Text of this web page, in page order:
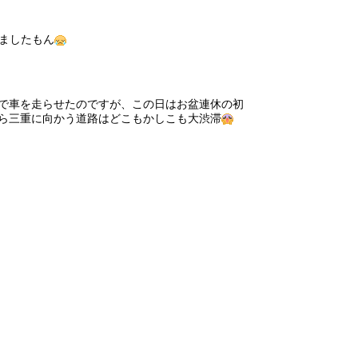
したもん
車を走らせたのですが、この日はお盆連休の初
三重に向かう道路はどこもかしこも大渋滞